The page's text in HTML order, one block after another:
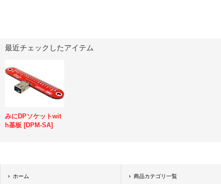
最近チェックしたアイテム
みにDPソケットwit
h基板 [DPM-SA]
ホーム 商品カテゴリ一覧